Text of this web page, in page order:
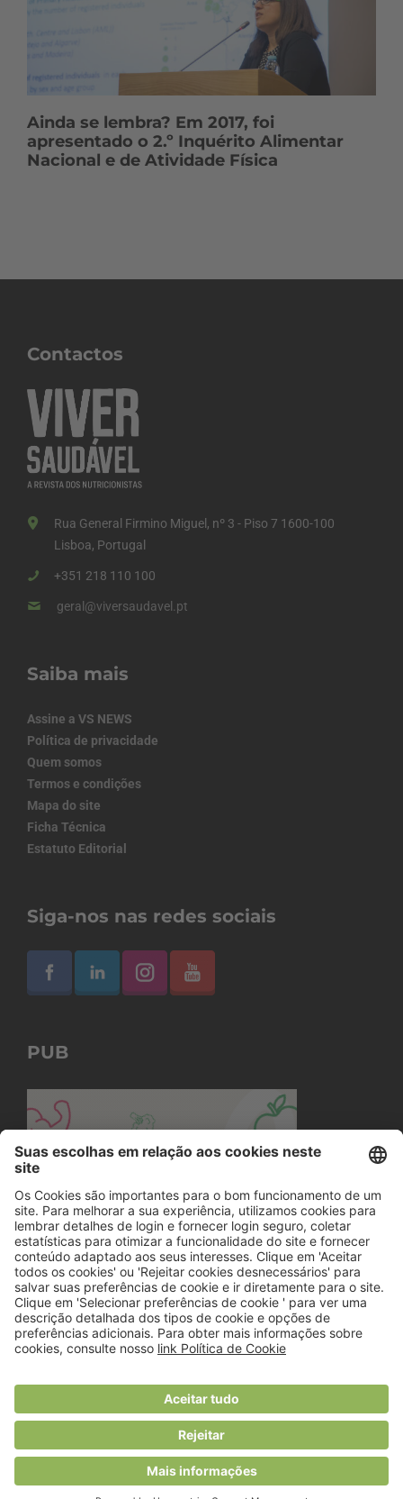
Ainda se lembra? Em 2017, foi
apresentado o 2.º Inquérito Alimentar
Nacional e de Atividade Física
Contactos
Rua General Firmino Miguel, nº 3 - Piso 7 1600-100
Lisboa, Portugal
+351 218 110 100
geral@viversaudavel.pt
Saiba mais
Assine a VS NEWS
Política de privacidade
Quem somos
Termos e condições
Mapa do site
Ficha Técnica
Estatuto Editorial
Siga-nos nas redes sociais
PUB
© 2018 Viver Saudável
O portal dos profissionais de nutrição
Created byRHP Consulting